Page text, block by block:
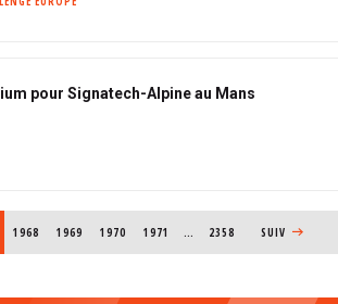
pour Signatech-Alpine au Mans
PAGE
1968 PAGE
1969 PAGE
1970 PAGE
1971 … 2358 PAGE SUIVANTE
SUIV